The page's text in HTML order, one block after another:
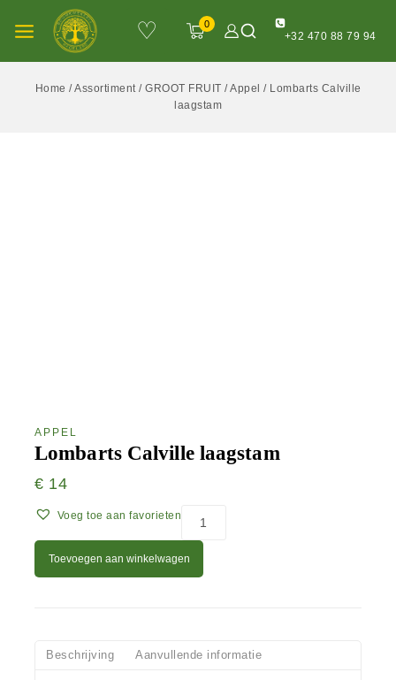
♡ 0
+32 470 88 79 94
Home /Assortiment / GROOT FRUIT /Appel / Lombarts Calville
laagstam
APPEL
Lombarts Calville laagstam
€ 14
Voeg toe aan favorieten
Toevoegen aan winkelwagen
Beschrijving Aanvullende informatie